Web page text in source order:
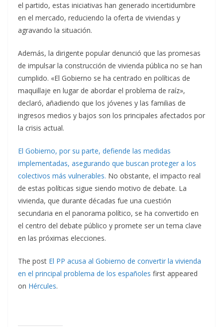
el partido, estas iniciativas han generado incertidumbre
en el mercado, reduciendo la oferta de viviendas y
agravando la situación.
Además, la dirigente popular denunció que las promesas
de impulsar la construcción de vivienda pública no se han
cumplido. «El Gobierno se ha centrado en políticas de
maquillaje en lugar de abordar el problema de raíz»,
declaró, añadiendo que los jóvenes y las familias de
ingresos medios y bajos son los principales afectados por
la crisis actual.
El Gobierno, por su parte, defiende las medidas
implementadas, asegurando que buscan proteger a los
colectivos más vulnerables. No obstante, el impacto real
de estas políticas sigue siendo motivo de debate. La
vivienda, que durante décadas fue una cuestión
secundaria en el panorama político, se ha convertido en
el centro del debate público y promete ser un tema clave
en las próximas elecciones.
The post El PP acusa al Gobierno de convertir la vivienda
en el principal problema de los españoles first appeared
on Hércules.